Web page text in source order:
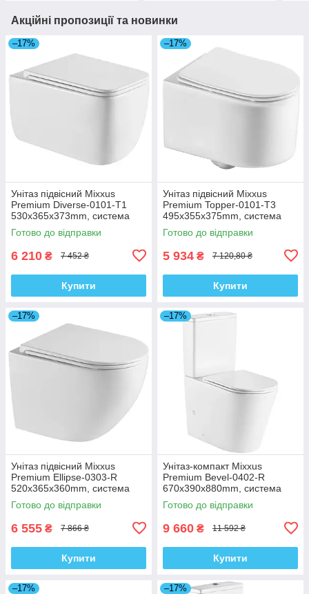
Акційні пропозиції та новинки
–17%
Унітаз підвісний Mixxus
Premium Diverse-0101-T1
530x365x373mm, система
змиву Tornado 1.0 (MP6477)
Готово до відправки
6 210 ₴ 7 452 ₴
Купити
–17%
Унітаз підвісний Mixxus
Premium Topper-0101-T3
495x355x375mm, система
змиву Tornado 1.0 (MP6476)
Готово до відправки
5 934 ₴ 7 120,80 ₴
Купити
–17%
Унітаз підвісний Mixxus
Premium Ellipse-0303-R
520x365x360mm, система
змиву Rimless (MP6463)
Готово до відправки
6 555 ₴ 7 866 ₴
Купити
–17%
Унітаз-компакт Mixxus
Premium Bevel-0402-R
670x390x880mm, система
змиву RIMLESS (MP6474)
Готово до відправки
9 660 ₴ 11 592 ₴
Купити
–17% –17%